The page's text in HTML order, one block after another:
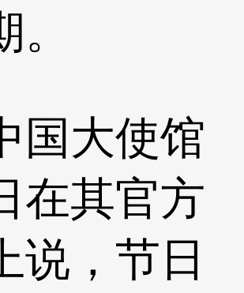
大使馆
在其官方
说，节日